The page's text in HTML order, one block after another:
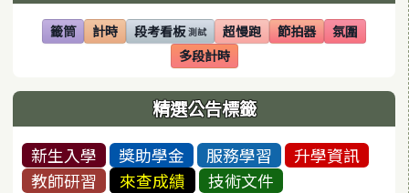
籤筒
(另開視窗)
計時
(另開視窗)段考看板 測試
(另開視窗) 超慢跑
(另開視窗)節拍器
(另開視窗)氛圍
(另開視窗)
多段計時
(另開視窗)
精選公告標籤
新生入學 獎助學金 服務學習
升學資訊
教師研習
來查成績 技術文件